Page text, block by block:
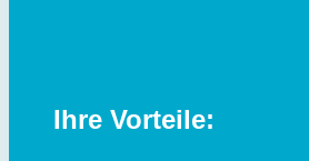
Ihre Vorteile: